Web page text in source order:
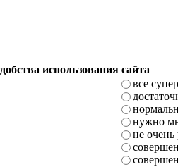
использования сайта
все супер
нужно
не очень